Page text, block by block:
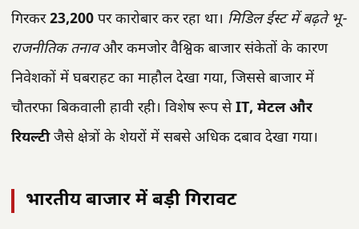
गिरकर23,200 पर कारोबार कर रहा था। मिडिल ईस्ट में बढ़ते भू-
राजनीतिक तनावऔर कमजोर वैश्विक बाजार संकेतों के कारण
निवेशकों में घबराहट का माहौल देखा गया, जिससे बाजार में
चौतरफा बिकवाली हावी रही। विशेष रूप सेIT, मेटल और
रियल्टीजैसे क्षेत्रों के शेयरों में सबसे अधिक दबाव देखा गया।
भारतीय बाजार में बड़ी गिरावट